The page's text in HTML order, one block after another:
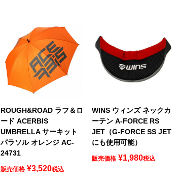
ROUGH&ROAD ラフ＆ロ
ード ACERBIS
UMBRELLA サーキット
パラソル オレンジ AC-
24731
販売価格 ¥3,520税込
WINS ウィンズ ネックカ
ーテン A-FORCE RS
JET（G-FORCE SS JET
にも使用可能）
販売価格 ¥1,980税込